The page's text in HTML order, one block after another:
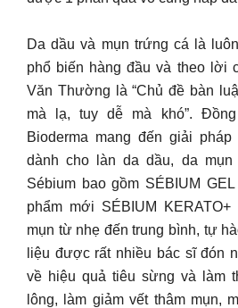
Da dầu và mụn trứng cá là
phổ biến hàng đầu và theo lời
Văn Thường là “Chủ đề bàn
mà lạ, tuy dễ mà khó”.
Bioderma mang đến giải
dành cho làn da dầu, da
Sébium bao gồm SÉBIUM
phẩm mới SÉBIUM
mụn từ nhẹ đến trung bình, tự
liệu được rất nhiều bác sĩ đón
về hiệu quả tiêu sừng và làm
lông, làm giảm vết thâm mụn,